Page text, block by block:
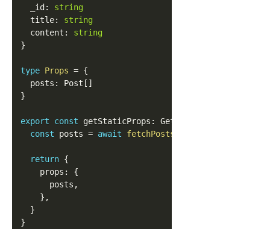
  _id
:
string
  title
:
string
  content
:
string
}
type Props = {
  posts
: Post [ ]
}
export const getStaticProps : GetStaticProps
const posts = await fetchPosts
return {
    props
:
{
      posts
,
} ,
}
}